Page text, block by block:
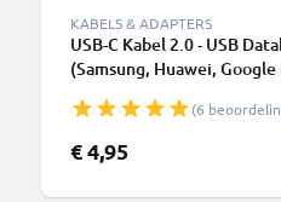
KABELS & ADAPTERS
USB-C Kabel 2.0 - USB
(Samsung, Huawei,
Oplaadkabel USB C
(6
€ 4,95